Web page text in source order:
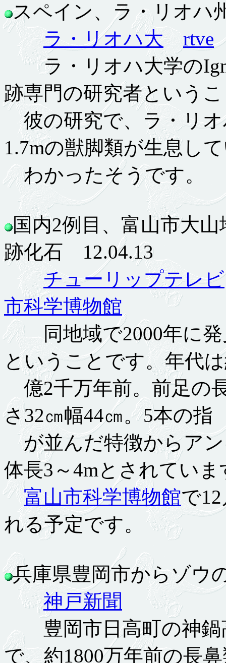
スペイン、ラ・リオハ
ラ・リオハ大
rtve
ラ・リオハ大学の
跡専門の研究者という
彼の研究で、ラ・リオ
1.7mの獣脚類が生息し
わかったそうです。
国内2例目、富山市大
跡化石 12.04.13
チューリップテレビ
市科学博物館
同地域で2000年に発
ということです。年代
億2千万年前。前足の
さ32㎝幅44㎝。5本の指
が並んだ特徴からア
体長3～4mとされていま
富山市科学博物館で
れる予定です。
兵庫県豊岡市からゾウ
神戸新聞
豊岡市日高町の神鍋
で、約1800万年前の長